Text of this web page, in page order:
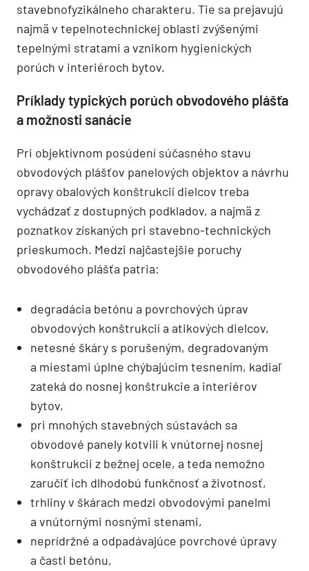
stavebnofyzikálneho charakteru. Tie sa prejavujú
najmä v tepelnotechnickej oblasti zvýšenými
tepelnými stratami a vznikom hygienických
porúch v interiéroch bytov.
Príklady typických porúch obvodového plášťa
a možnosti sanácie
Pri objektívnom posúdení súčasného stavu
obvodových plášťov panelových objektov a návrhu
opravy obalových konštrukcií dielcov treba
vychádzať z dostupných podkladov, a najmä z
poznatkov získaných pri stavebno-technických
prieskumoch. Medzi najčastejšie poruchy
obvodového plášťa patria:
degradácia betónu a povrchových úprav
obvodových konštrukcií a atikových dielcov,
netesné škáry s porušeným, degradovaným
a miestami úplne chýbajúcim tesnením, kadiaľ
zateká do nosnej konštrukcie a interiérov
bytov,
pri mnohých stavebných sústavách sa
obvodové panely kotvili k vnútornej nosnej
konštrukcii z bežnej ocele, a teda nemožno
zaručiť ich dlhodobú funkčnosť a životnosť,
trhliny v škárach medzi obvodovými panelmi
a vnútornými nosnými stenami,
neprídržné a odpadávajúce povrchové úpravy
a časti betónu,